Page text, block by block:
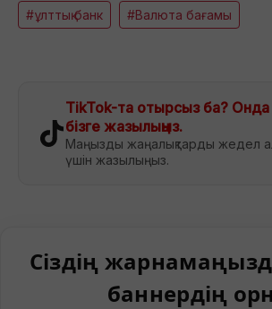
#ұлттық банк #Валюта бағамы
TikTok-та отырсыз ба? Онда
бізге жазылыңыз.
Маңызды жаңалықтарды жедел
үшін жазылыңыз.
Сіздің
баннердің